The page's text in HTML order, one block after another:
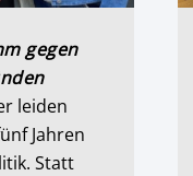
gegen
leiden
Jahren
Statt